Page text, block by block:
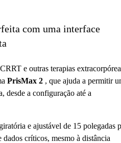
com uma interface
e outras terapias
PrisMax 2 , que ajuda a permitir
desde a configuração até a
e ajustável de 15 polegadas
críticos, mesmo à distância